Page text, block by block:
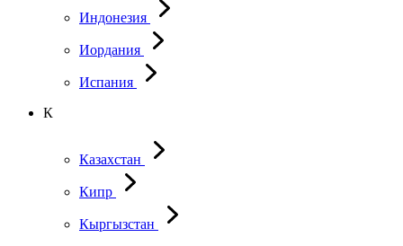
Индонезия
Иордания
Испания
К
Казахстан
Кипр
Кыргызстан